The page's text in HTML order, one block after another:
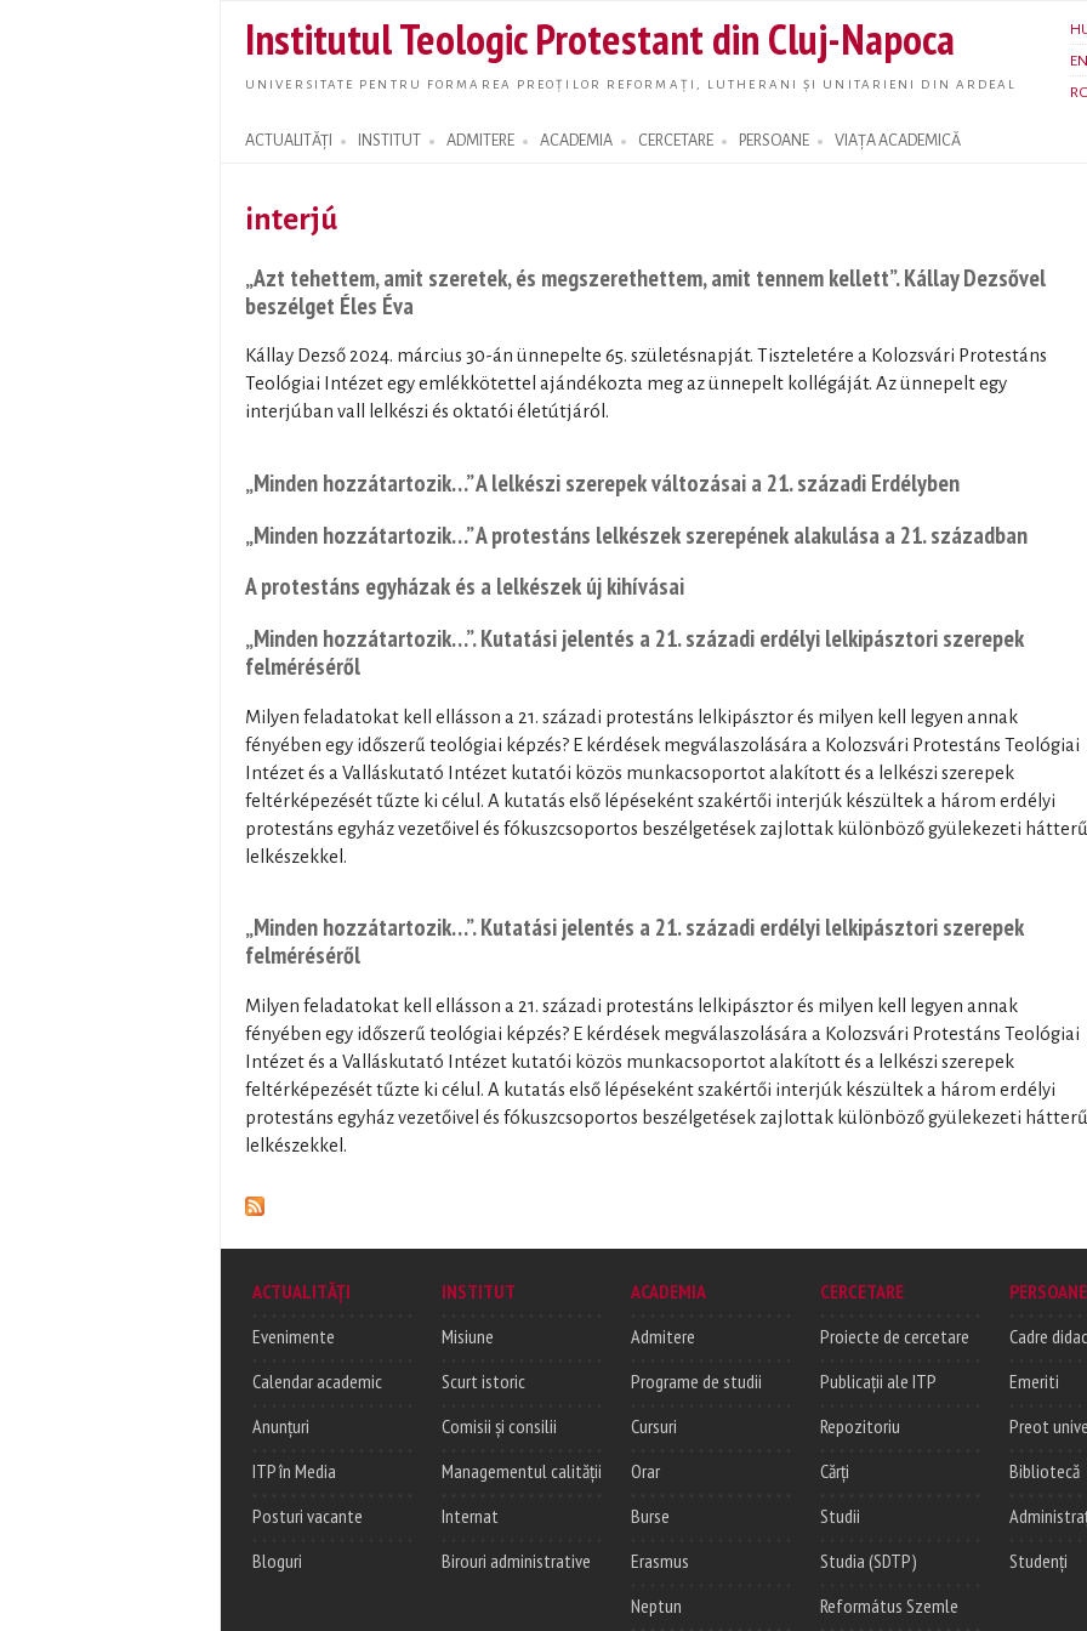
main
content
Institutul Teologic Protestant din Cluj-Napoca
UNIVERSITATE PENTRU FORMAREA PREOȚILOR REFORMAȚI, LUTHERANI ȘI UNITARIENI DIN ARDEAL
EN
ACTUALITĂȚI INSTITUT ADMITERE ACADEMIA CERCETARE PERSOANE VIAȚA ACADEMICĂ
Search form
interjú
„Azt tehettem, amit szeretek, és megszerethettem, amit tennem kellett”. Kállay Dezsővel
beszélget Éles Éva
Kállay Dezső 2024. március 30-án ünnepelte 65. születésnapját. Tiszteletére a Kolozsvári Protestáns
Teológiai Intézet egy emlékkötettel ajándékozta meg az ünnepelt kollégáját. Az ünnepelt egy
interjúban vall lelkészi és oktatói életútjáról.
„Minden hozzátartozik…” A lelkészi szerepek változásai a 21. századi Erdélyben
„Minden hozzátartozik…” A protestáns lelkészek szerepének alakulása a 21. században
A protestáns egyházak és a lelkészek új kihívásai
„Minden hozzátartozik…”. Kutatási jelentés a 21. századi erdélyi lelkipásztori szerepek
felméréséről
Milyen feladatokat kell ellásson a 21. századi protestáns lelkipásztor és milyen kell legyen annak
fényében egy időszerű teológiai képzés? E kérdések megválaszolására a Kolozsvári Protestáns Teológiai
Intézet és a Valláskutató Intézet kutatói közös munkacsoportot alakított és a lelkészi szerepek
feltérképezését tűzte ki célul. A kutatás első lépéseként szakértői interjúk készültek a három erdélyi
protestáns egyház vezetőivel és fókuszcsoportos beszélgetések zajlottak különböző gyülekezeti hátterű
lelkészekkel.
„Minden hozzátartozik…”. Kutatási jelentés a 21. századi erdélyi lelkipásztori szerepek
felméréséről
Milyen feladatokat kell ellásson a 21. századi protestáns lelkipásztor és milyen kell legyen annak
fényében egy időszerű teológiai képzés? E kérdések megválaszolására a Kolozsvári Protestáns Teológiai
Intézet és a Valláskutató Intézet kutatói közös munkacsoportot alakított és a lelkészi szerepek
feltérképezését tűzte ki célul. A kutatás első lépéseként szakértői interjúk készültek a három erdélyi
protestáns egyház vezetőivel és fókuszcsoportos beszélgetések zajlottak különböző gyülekezeti hátterű
lelkészekkel.
ACTUALITĂȚI
Evenimente
Calendar academic
Anunțuri
ITP în Media
Posturi vacante
Bloguri
INSTITUT
Misiune
Scurt istoric
Comisii și consilii
Managementul calității
Internat
Birouri administrative
ACADEMIA
Admitere
Programe de studii
Cursuri
Orar
Burse
Erasmus
Neptun
CERCETARE
Proiecte de cercetare
Publicații ale ITP
Repozitoriu
Cărți
Studii
Studia (SDTP)
Református Szemle
PERSOANE
Cadre
Emeriti
Preot
Bibliotecă
Studenți